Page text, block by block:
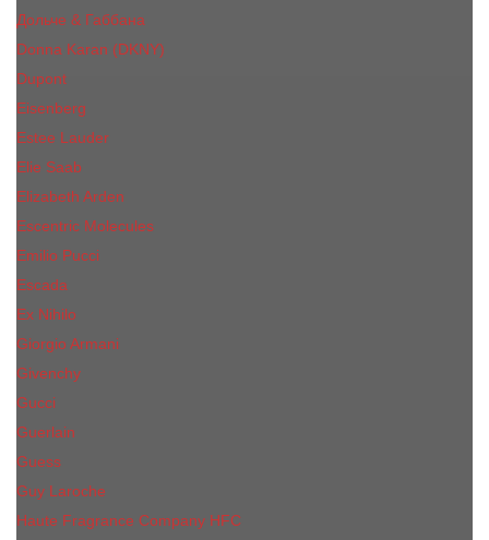
Дольче & Габбана
Donna Karan (DKNY)
Dupont
Eisenberg
Еsteе Lаudеr
Elie Saab
Elizabeth Arden
Escentric Molecules
Emilio Pucci
Escada
Ex Nihilo
Giorgio Armani
Givenchy
Gucci
Guerlain
Guess
Guy Laroche
Haute Fragrance Company HFC